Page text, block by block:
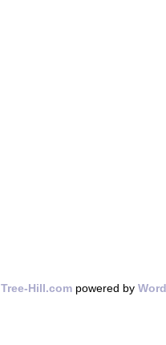
Tree-Hill.compowered by